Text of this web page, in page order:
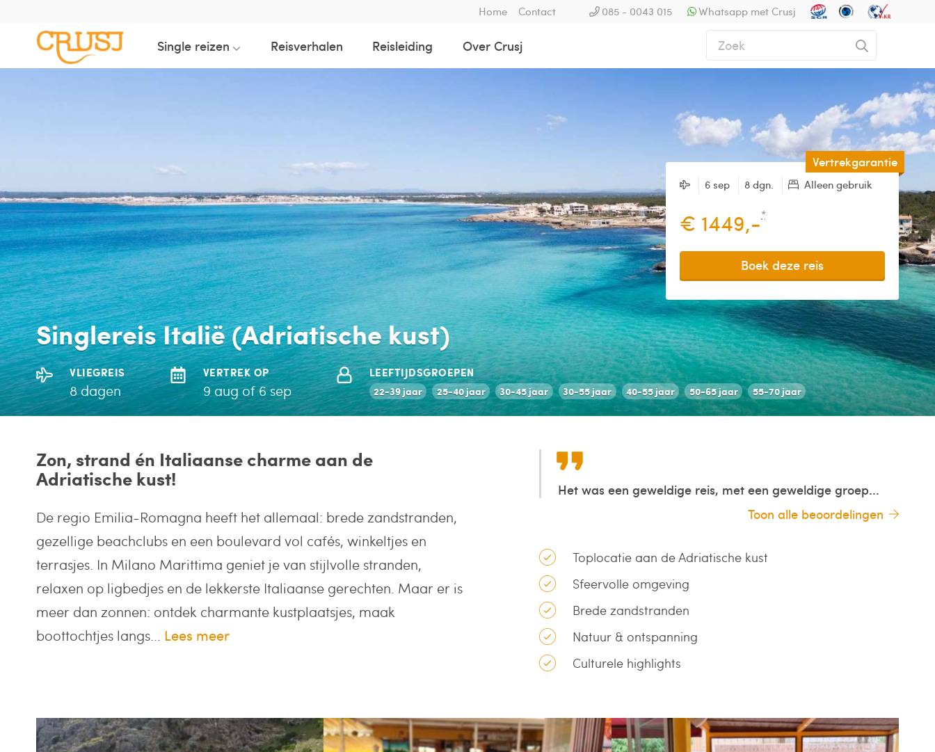
Home Contact 085 - 0043 015 Whatsapp met Crusj
Single reizen Reisverhalen Reisleiding Over Crusj
Vertrekgarantie
6 sep 8 dgn. Alleen gebruik
€ 1449,-*
Boek deze reis
Singlereis Italië (Adriatische kust)
VLIEGREIS
8 dagen
VERTREK OP
9 aug of 6 sep
LEEFTIJDSGROEPEN
22-39 jaar 25-40 jaar 30-45 jaar 30-55 jaar 40-55 jaar 50-65 jaar 55-70 jaar
Zon, strand én Italiaanse charme aan de
Adriatische kust!
De regio Emilia-Romagna heeft het allemaal: brede zandstranden,
gezellige beachclubs en een boulevard vol cafés, winkeltjes en
terrasjes. In Milano Marittima geniet je van stijlvolle stranden,
relaxen op ligbedjes en de lekkerste Italiaanse gerechten. Maar er is
meer dan zonnen: ontdek charmante kustplaatsjes, maak
boottochtjes langs... Lees meer
Het was een geweldige reis, met een geweldige groep...
Toon alle beoordelingen
Toplocatie aan de Adriatische kust
Sfeervolle omgeving
Brede zandstranden
Natuur & ontspanning
Culturele highlights